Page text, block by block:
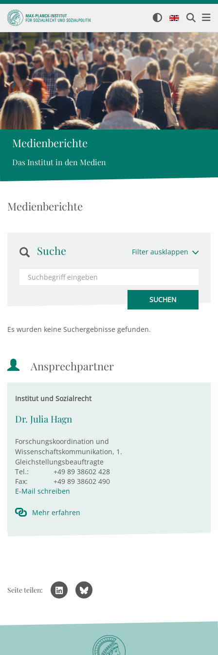
Medienberichte
Das Institut in den Medien
Medienberichte
Suche Filter ausklappen
Es wurden keine Suchergebnisse gefunden.
Ansprechpartner
Institut und Sozialrecht
Dr. Julia Hagn
Forschungskoordination und
Wissenschaftskommunikation, 1.
Gleichstellungsbeauftragte
Tel.:
+49 89 38602 428
Fax:
+49 89 38602 490
E-Mail schreiben
Mehr erfahren
Seite teilen: